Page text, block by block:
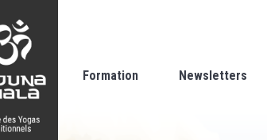
Formation Newsletters